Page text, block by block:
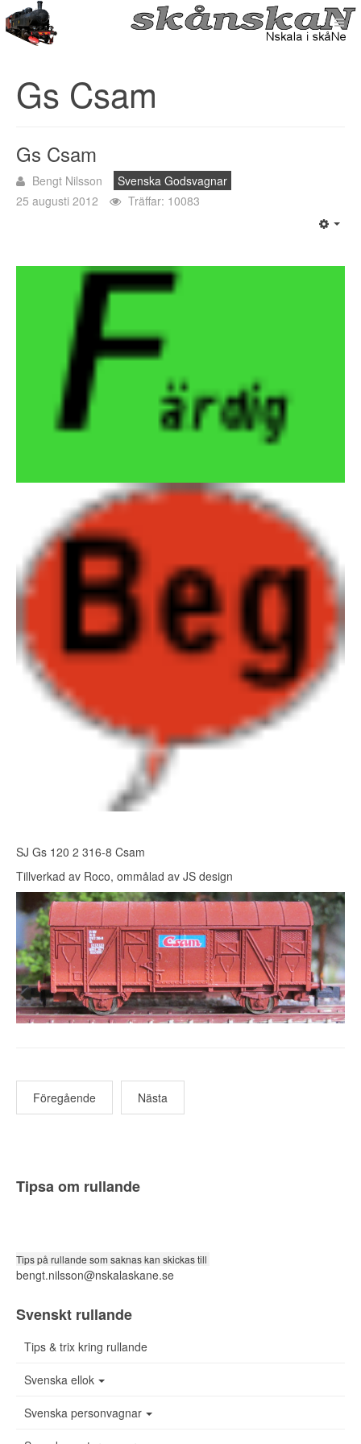
Gs Csam
Gs Csam
Bengt Nilsson
Svenska Godsvagnar
25 augusti 2012
Träffar: 10083
SJ Gs 120 2 316-8 Csam
Tillverkad av Roco, ommålad av JS design
Föregående Nästa
Tipsa om rullande
Tips på rullande som saknas kan skickas till
bengt.nilsson@nskalaskane.se
Svenskt rullande
Tips & trix kring rullande
Svenska ellok
Svenska personvagnar